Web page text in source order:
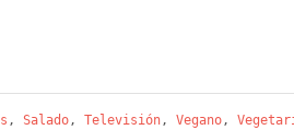
, Salado, Televisión, Vegano,